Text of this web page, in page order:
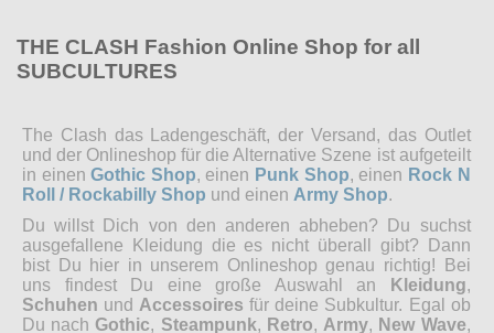
THE CLASH Fashion Online Shop for all
SUBCULTURES
The Clash das Ladengeschäft, der Versand, das Outlet
und der Onlineshop für die Alternative Szene ist aufgeteilt
in einenGothic Shop, einen Punk Shop, einen Rock N
Roll / Rockabilly Shop und einen Army Shop.
Du willst Dich von den anderen abheben? Du suchst
ausgefallene Kleidung die es nicht überall gibt? Dann
bist Du hier in unserem Onlineshop genau richtig! Bei
uns findest Du eine große Auswahl an
Kleidung,
Schuhen und Accessoires für deine Subkultur. Egal ob
Du nach Gothic, Steampunk, Retro, Army, New Wave,